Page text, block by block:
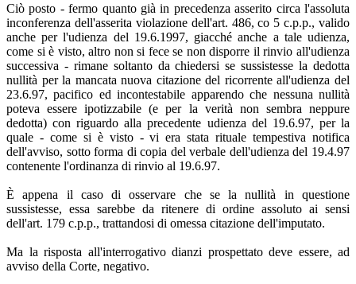
Ciò posto - fermo quanto già in precedenza asserito circa l'assoluta
inconferenza dell'asserita violazione dell'art. 486, co 5 c.p.p., valido
anche per l'udienza del 19.6.1997, giacché anche a tale udienza,
come si è visto, altro non si fece se non disporre il rinvio all'udienza
successiva - rimane soltanto da chiedersi se sussistesse la dedotta
nullità per la mancata nuova citazione del ricorrente all'udienza del
23.6.97, pacifico ed incontestabile apparendo che nessuna nullità
poteva essere ipotizzabile (e per la verità non sembra neppure
dedotta) con riguardo alla precedente udienza del 19.6.97, per la
quale - come si è visto - vi era stata rituale tempestiva notifica
dell'avviso, sotto forma di copia del verbale dell'udienza del 19.4.97
contenente l'ordinanza di rinvio al 19.6.97.
È appena il caso di osservare che se la nullità in questione
sussistesse, essa sarebbe da ritenere di ordine assoluto ai sensi
dell'art. 179 c.p.p., trattandosi di omessa citazione dell'imputato.
Ma la risposta all'interrogativo dianzi prospettato deve essere, ad
avviso della Corte, negativo.